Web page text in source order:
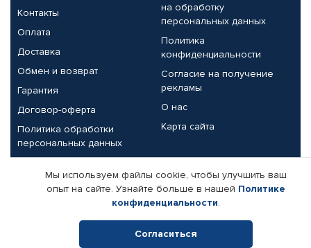
Контакты
Оплата
Доставка
Обмен и возврат
Гарантия
Договор-оферта
Политика обработки
персональных данных
на обработку
персональных данных
Политика
конфиденциальности
Согласие на получение
рекламы
О нас
Карта сайта
Партнерам
Корпоративным клиентам
Поставщикам
Реквизиты компании
Мы используем файлы cookie, чтобы улучшить ваш
опыт на сайте. Узнайте больше в нашей Политике
конфиденциальности.
Согласиться